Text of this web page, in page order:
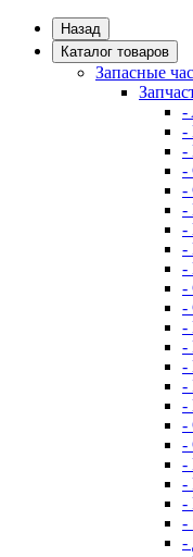
Назад
Каталог товаров
Запасные
-
-
-
-
-
-
-
-
-
-
-
-
-
-
-
-
-
-
-
-
-
-
-